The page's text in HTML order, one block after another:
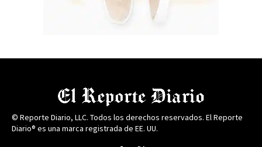
© Reporte Diario, LLC. Todos los derechos reservados. El Reporte
Diario® es una marca registrada de EE. UU.